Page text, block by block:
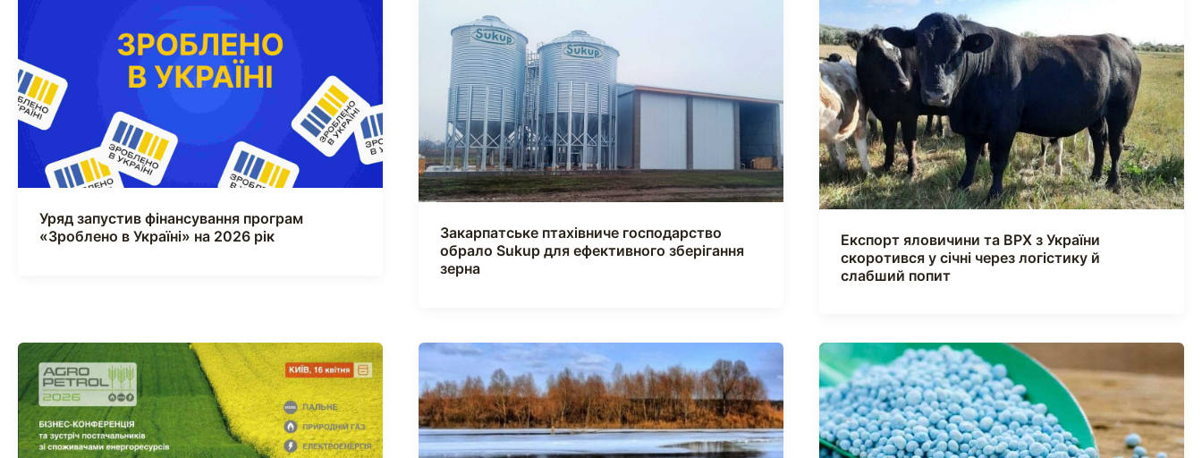
Уряд запустив фінансування програм
«Зроблено в Україні» на 2026 рік
Закарпатське птахівниче господарство
обрало Sukup для ефективного зберігання
зерна
Експорт яловичини та ВРХ з України
скоротився у січні через логістику й
слабший попит